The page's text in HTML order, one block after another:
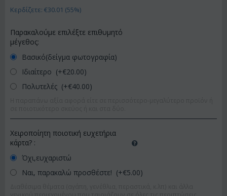
Κερδίζετε: €30.01 (55%)
Παρακαλούμε επιλέξτε επιθυμητό
μέγεθος:
Βασικό(δείγμα φωτογραφία)
Ιδιαίτερο (+€20.00)
Πολυτελές (+€40.00)
Χειροποίητη ποιοτική ευχετήρια
κάρτα? :
Όχι,ευχαριστώ
Ναι, παρακαλώ προσθέστε! (+€5.00)